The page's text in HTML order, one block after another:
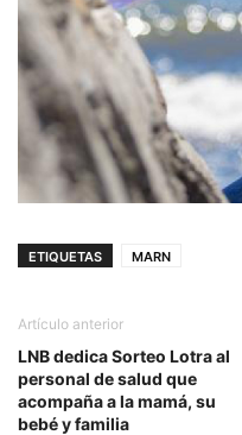
ETIQUETAS MARN
Artículo anterior
LNB dedica Sorteo Lotra al
personal de salud que
acompaña a la mamá, su
bebé y familia